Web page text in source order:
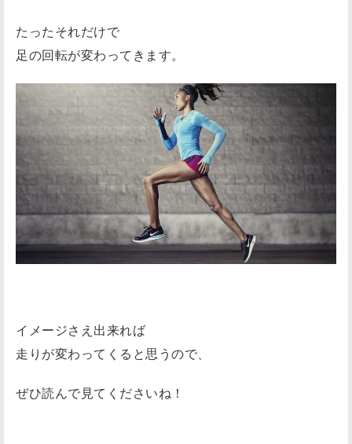
たったそれだけで
足の回転が変わってきます。
イメージさえ出来れば
走りが変わってくると思うので、
ぜひ読んで見てくださいね！